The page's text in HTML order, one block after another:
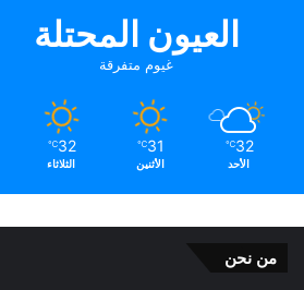
العيون المحتلة
غيوم متفرقة
32
℃
الأحد
31
℃
الأثنين
32
℃
الثلاثاء
من نحن